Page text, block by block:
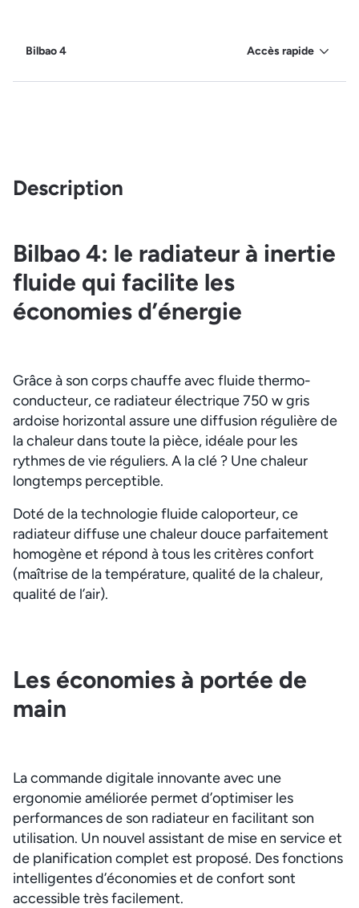
Bilbao 4 Accès rapide
Description
Bilbao 4: le radiateur à inertie
fluide qui facilite les
économies d’énergie
Grâce à son corps chauffe avec fluide thermo-
conducteur, ce radiateur électrique 750 w gris
ardoise horizontal assure une diffusion régulière de
la chaleur dans toute la pièce, idéale pour les
rythmes de vie réguliers. A la clé ? Une chaleur
longtemps perceptible.
Doté de la technologie fluide caloporteur, ce
radiateur diffuse une chaleur douce parfaitement
homogène et répond à tous les critères confort
(maîtrise de la température, qualité de la chaleur,
qualité de l’air).
Les économies à portée de
main
La commande digitale innovante avec une
ergonomie améliorée permet d’optimiser les
performances de son radiateur en facilitant son
utilisation. Un nouvel assistant de mise en service et
de planification complet est proposé. Des fonctions
intelligentes d’économies et de confort sont
accessible très facilement.